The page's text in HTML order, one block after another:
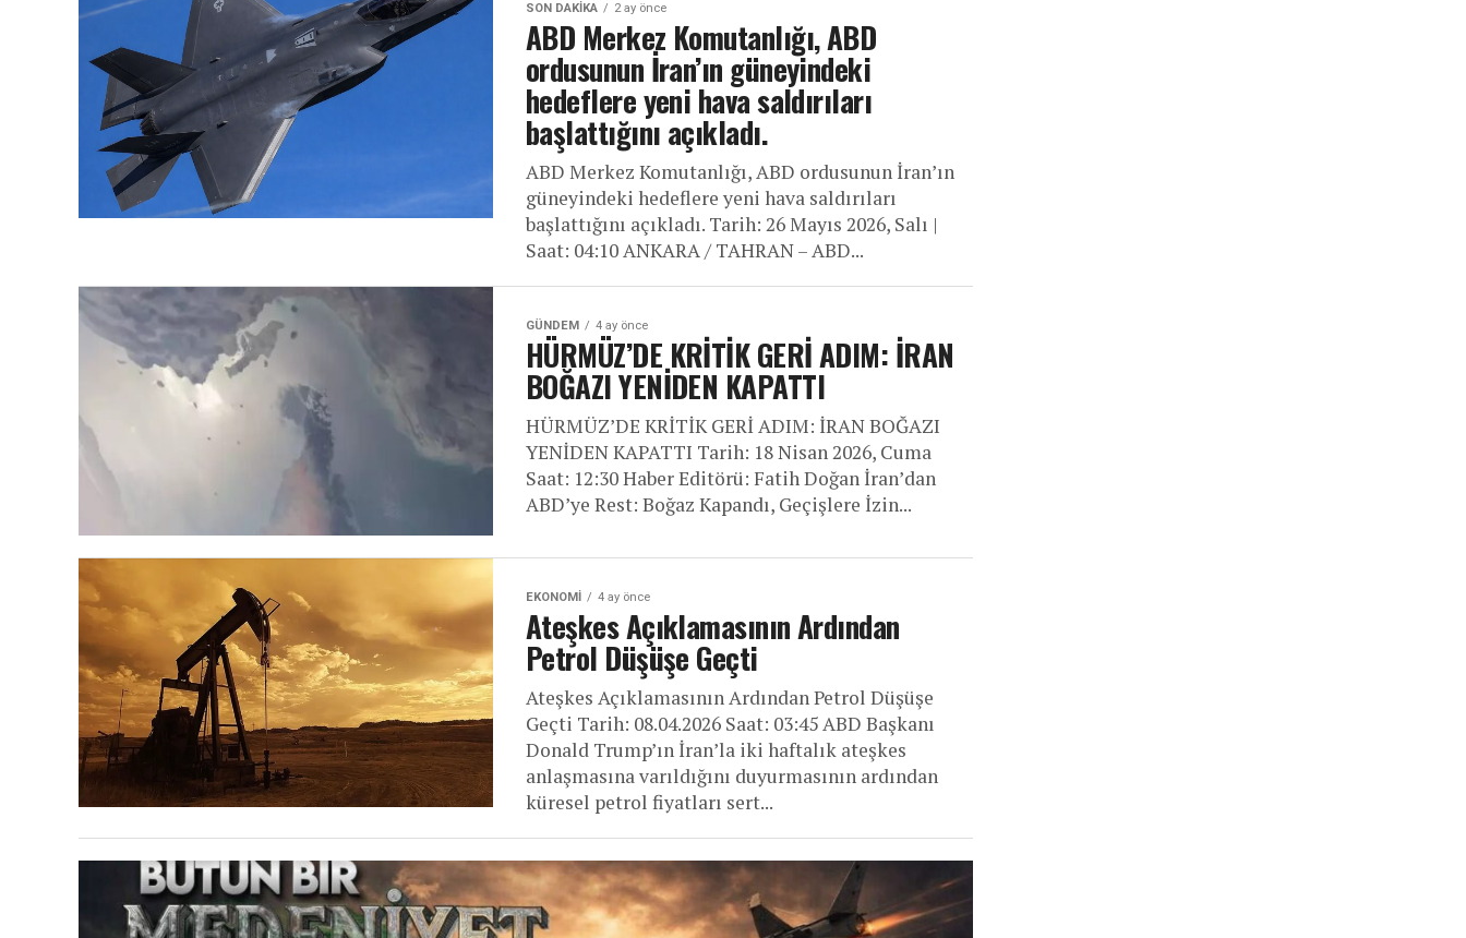
SON DAKIKA 2 ay önce
ABD Merkez Komutanlığı, ABD
ordusunun İran’ın güneyindeki
hedeflere yeni hava saldırıları
başlattığını açıkladı.
ABD Merkez Komutanlığı, ABD ordusunun İran’ın
güneyindeki hedeflere yeni hava saldırıları
başlattığını açıkladı. Tarih: 26 Mayıs 2026, Salı |
Saat: 04:10 ANKARA / TAHRAN – ABD...
GÜNDEM 4 ay önce
HÜRMÜZ’DE KRİTİK GERİ ADIM: İRAN
BOĞAZI YENİDEN KAPATTI
HÜRMÜZ’DE KRİTİK GERİ ADIM: İRAN BOĞAZI
YENİDEN KAPATTI Tarih: 18 Nisan 2026, Cuma
Saat: 12:30 Haber Editörü: Fatih Doğan İran’dan
ABD’ye Rest: Boğaz Kapandı, Geçişlere İzin...
EKONOMI 4 ay önce
Ateşkes Açıklamasının Ardından
Petrol Düşüşe Geçti
Ateşkes Açıklamasının Ardından Petrol Düşüşe
Geçti Tarih: 08.04.2026 Saat: 03:45 ABD Başkanı
Donald Trump’ın İran’la iki haftalık ateşkes
anlaşmasına varıldığını duyurmasının ardından
küresel petrol fiyatları sert...